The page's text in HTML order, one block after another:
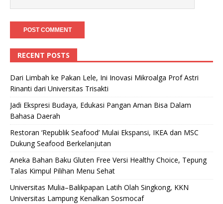
RECENT POSTS
Dari Limbah ke Pakan Lele, Ini Inovasi Mikroalga Prof Astri
Rinanti dari Universitas Trisakti
Jadi Ekspresi Budaya, Edukasi Pangan Aman Bisa Dalam
Bahasa Daerah
Restoran ‘Republik Seafood’ Mulai Ekspansi, IKEA dan MSC
Dukung Seafood Berkelanjutan
Aneka Bahan Baku Gluten Free Versi Healthy Choice, Tepung
Talas Kimpul Pilihan Menu Sehat
Universitas Mulia–Balikpapan Latih Olah Singkong, KKN
Universitas Lampung Kenalkan Sosmocaf